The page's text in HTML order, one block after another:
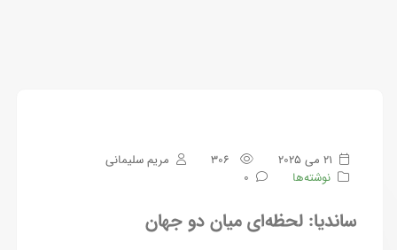
21 می 2025
مریم سلیمانی
نوشته‌ها
0
ساندیا: لحظه‌ای میان دو جهان